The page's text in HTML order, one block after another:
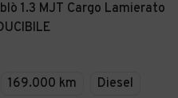
1.3 MJT Cargo Lamierato
169.000 km Diesel